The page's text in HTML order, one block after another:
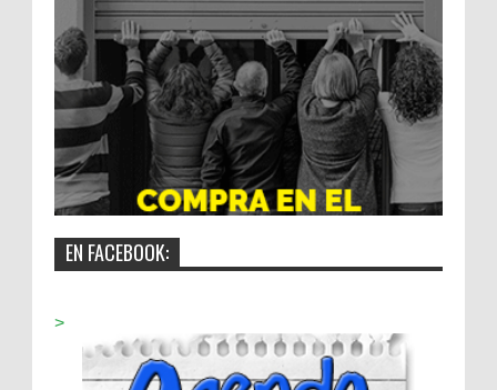
EN FACEBOOK:
>